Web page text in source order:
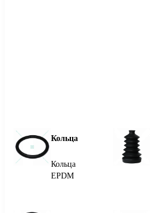
Кольца
Кольца
EPDM